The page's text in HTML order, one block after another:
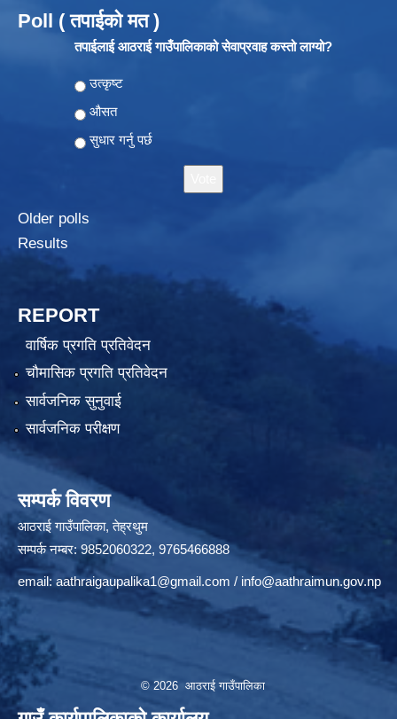
Poll ( तपाईको मत )
तपाईलाई आठराई गाउँपालिकाको सेवाप्रवाह कस्तो लाग्यो?
Choices
उत्कृष्ट
औसत
सुधार गर्नु पर्छ
Older polls
Results
REPORT
वार्षिक प्रगति प्रतिवेदन
चौमासिक प्रगति प्रतिवेदन
सार्वजनिक सुनुवाई
सार्वजनिक परीक्षण
सम्पर्क विवरण
आठराई गाउँपालिका, तेह्रथुम
सम्पर्क नम्बर: 9852060322, 9765466888
email: aathraigaupalika1@gmail.com / info@aathraimun.gov.np
© 2026 आठराई गाउँपालिका